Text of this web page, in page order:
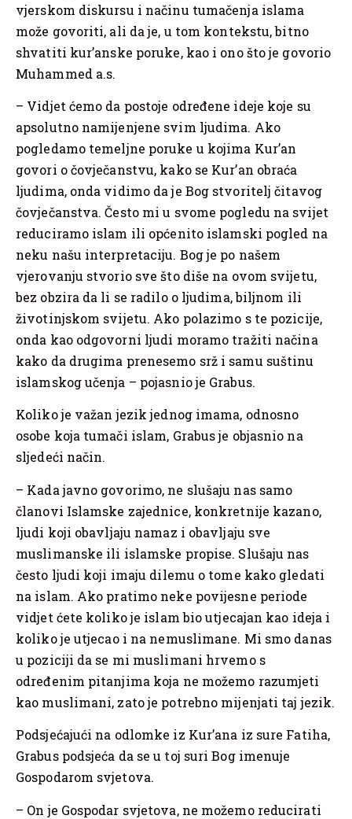
vjerskom diskursu i načinu tumačenja islama
može govoriti, ali da je, u tom kontekstu, bitno
shvatiti kur’anske poruke, kao i ono što je govorio
Muhammed a.s.
– Vidjet ćemo da postoje određene ideje koje su
apsolutno namijenjene svim ljudima. Ako
pogledamo temeljne poruke u kojima Kur’an
govori o čovječanstvu, kako se Kur’an obraća
ljudima, onda vidimo da je Bog stvoritelj čitavog
čovječanstva. Često mi u svome pogledu na svijet
reduciramo islam ili općenito islamski pogled na
neku našu interpretaciju. Bog je po našem
vjerovanju stvorio sve što diše na ovom svijetu,
bez obzira da li se radilo o ljudima, biljnom ili
životinjskom svijetu. Ako polazimo s te pozicije,
onda kao odgovorni ljudi moramo tražiti načina
kako da drugima prenesemo srž i samu suštinu
islamskog učenja – pojasnio je Grabus.
Koliko je važan jezik jednog imama, odnosno
osobe koja tumači islam, Grabus je objasnio na
sljedeći način.
– Kada javno govorimo, ne slušaju nas samo
članovi Islamske zajednice, konkretnije kazano,
ljudi koji obavljaju namaz i obavljaju sve
muslimanske ili islamske propise. Slušaju nas
često ljudi koji imaju dilemu o tome kako gledati
na islam. Ako pratimo neke povijesne periode
vidjet ćete koliko je islam bio utjecajan kao ideja i
koliko je utjecao i na nemuslimane. Mi smo danas
u poziciji da se mi muslimani hrvemo s
određenim pitanjima koja ne možemo razumjeti
kao muslimani, zato je potrebno mijenjati taj jezik.
Podsjećajući na odlomke iz Kur’ana iz sure Fatiha,
Grabus podsjeća da se u toj suri Bog imenuje
Gospodarom svjetova.
– On je Gospodar svjetova, ne možemo reducirati